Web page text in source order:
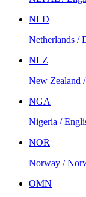
NLD
Netherlands /
NLZ
New Zealand
NGA
Nigeria /
NOR
Norway /
OMN